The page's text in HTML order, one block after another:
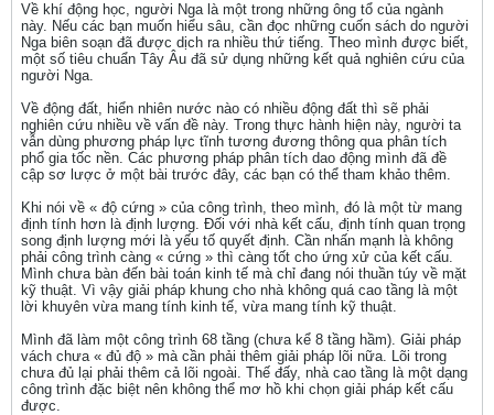
Về khí động học, người Nga là một trong những ông tổ của ngành
này. Nếu các bạn muốn hiểu sâu, cần đọc những cuốn sách do người
Nga biên soạn đã được dịch ra nhiều thứ tiếng. Theo mình được biết,
một số tiêu chuẩn Tây Âu đã sử dụng những kết quả nghiên cứu của
người Nga.
Về động đất, hiển nhiên nước nào có nhiều động đất thì sẽ phải
nghiên cứu nhiều về vấn đề này. Trong thực hành hiện này, người ta
vẫn dùng phương pháp lực tĩnh tương đương thông qua phân tích
phổ gia tốc nền. Các phương pháp phân tích dao động mình đã đề
cập sơ lược ở một bài trước đây, các bạn có thể tham khảo thêm.
Khi nói về « độ cứng » của công trình, theo mình, đó là một từ mang
định tính hơn là định lượng. Đối với nhà kết cấu, định tính quan trọng
song định lượng mới là yếu tố quyết định. Cần nhấn mạnh là không
phải công trình càng « cứng » thì càng tốt cho ứng xử của kết cấu.
Mình chưa bàn đến bài toán kinh tế mà chỉ đang nói thuần túy về mặt
kỹ thuật. Vì vậy giải pháp khung cho nhà không quá cao tầng là một
lời khuyên vừa mang tính kinh tế, vừa mang tính kỹ thuật.
Mình đã làm một công trình 68 tầng (chưa kể 8 tầng hầm). Giải pháp
vách chưa « đủ độ » mà cần phải thêm giải pháp lõi nữa. Lõi trong
chưa đủ lại phải thêm cả lõi ngoài. Thế đấy, nhà cao tầng là một dạng
công trình đặc biệt nên không thể mơ hồ khi chọn giải pháp kết cấu
được.